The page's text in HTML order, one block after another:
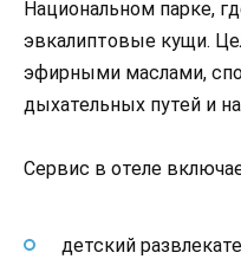
Национальном парке,
эвкалиптовые кущи.
эфирными маслами,
дыхательных путей и
Сервис в отеле
детский